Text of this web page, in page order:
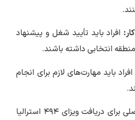
افراد باید تأیید شغل و پیشنهاد
انتخابی داشته باشند.
افراد باید مهارت‌های لازم برای انجام
این تنها برخی از شرایط اصلی برای دریافت ويزاي ۴۹۴ استرالیا